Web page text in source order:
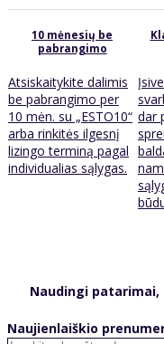
10 mėnesių be
pabrangimo
Atsiskaitykite dalimis
be pabrangimo per
10 mėn. su „ESTO10“
arba rinkitės ilgesnį
lizingo terminą pagal
individualias sąlygas.
dar
Naudingi patarimai,
Naujienlaiškio